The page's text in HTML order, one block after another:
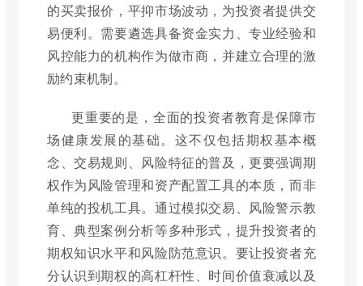
的买卖报价，平抑市场波动，为投资者提供交
易便利。需要遴选具备资金实力、专业经验和
风控能力的机构作为做市商，并建立合理的激
励约束机制。
更重要的是，全面的投资者教育是保障市
场健康发展的基础。这不仅包括期权基本概
念、交易规则、风险特征的普及，更要强调期
权作为风险管理和资产配置工具的本质，而非
单纯的投机工具。通过模拟交易、风险警示教
育、典型案例分析等多种形式，提升投资者的
期权知识水平和风险防范意识。要让投资者充
分认识到期权的高杠杆性、时间价值衰减以及